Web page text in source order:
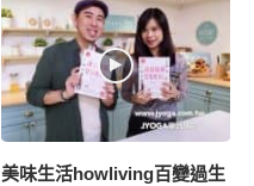
美味生活howliving百變過生